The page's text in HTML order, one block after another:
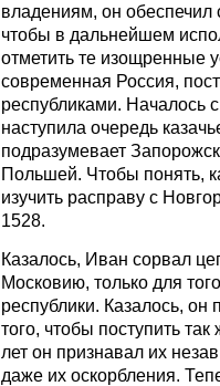
владениям, он обеспечил
чтобы в дальнейшем
отметить те изощренные
современная Россия,
республиками. Началось
наступила очередь
подразумевает
Польшей. Чтобы понять,
изучить расправу с
1528.
Казалось, Иван сорвал
Московию, только для
республики. Казалось, он
того, чтобы поступить
лет он признавал их
даже их оскорбления.